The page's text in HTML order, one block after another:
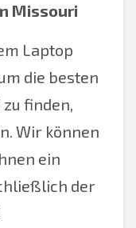
Missouri
Laptop
die besten
finden,
Wir können
ein
der